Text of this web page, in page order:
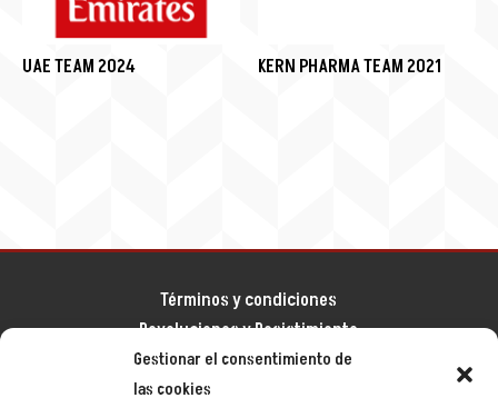
Gestionar el consentimiento de
las cookies
UAE TEAM 2024 KERN PHARMA TEAM 2021
Términos y condiciones
Devoluciones y Desistimiento
Aviso legal
Política de privacidad